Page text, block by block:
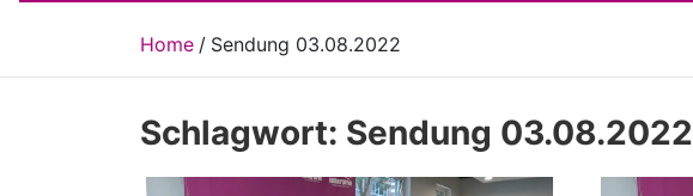
Home Sendung 03.08.2022
Schlagwort: Sendung 03.08.2022